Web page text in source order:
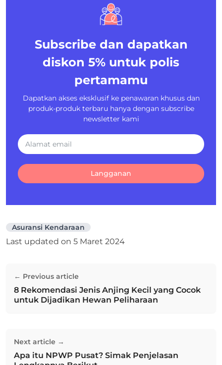
Subscribe dan dapatkan
diskon 5% untuk polis
pertamamu
Dapatkan akses eksklusif ke penawaran khusus dan
produk-produk terbaru hanya dengan subscribe
newsletter kami
Langganan
Asuransi Kendaraan
Last updated on 5 Maret 2024
pos← Previous article
Previous post:
8 Rekomendasi Jenis Anjing Kecil yang Cocok
untuk Dijadikan Hewan Peliharaan
Next article →
Next post:
Apa itu NPWP Pusat? Simak Penjelasan